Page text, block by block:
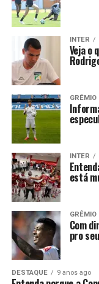
INTER
Veja o
GRÊMIO
INTER
está
GRÊMIO
Com
pro
DESTAQUE 9 anos ago